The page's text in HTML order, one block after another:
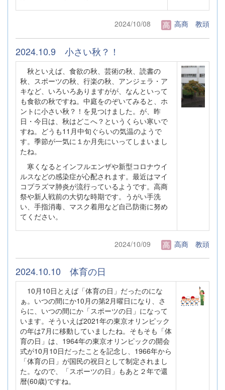
2024/10/08 高商 教頭
2024.10.9 小さい秋？！
秋といえば、食欲の秋、芸術の秋、読書の
秋、スポーツの秋、行楽の秋、アンジェラ・ア
キなど、いろいろありますがが、なんといって
も食欲の秋ですね。中庭をのぞいてみると、ホ
ントに小さい秋？！を見つけました。が、昨
日・今日は、秋はどこへ？というくらい寒いで
すね。どうも11月中旬ぐらいの気温のようで
す。季節が一気に１か月先にいってしまいまし
たね。
寒くなるとインフルエンザや新型コロナウイ
ルスなどの感染症が心配されます。最近はマイ
コプラズマ肺炎が流行っているようです。高商
祭や新人戦前の大切な時期です。うがい手洗
い、手指消毒、マスク着用など自己防衛に努め
てください。
2024/10/09 高商 教頭
2024.10.10 体育の日
10月10日とえば「体育の日」だったのにな
ぁ。いつの間にか10月の第2月曜日になり、さ
らに、いつの間にか「スポーツの日」になって
います。そういえば2021年の東京オリンピック
の年は7月に移動していましたね。そもそも「体
育の日」は、1964年の東京オリンピックの開会
式が10月10日だったことを記念し、1966年から
「体育の日」が国民の祝日として制定されまし
た。なので、「スポーツの日」もあと２年で還
暦(60歳)ですね。